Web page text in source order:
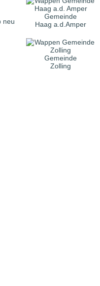
Gemeinde
Haag a.d.Amper
Gemeinde
Zolling